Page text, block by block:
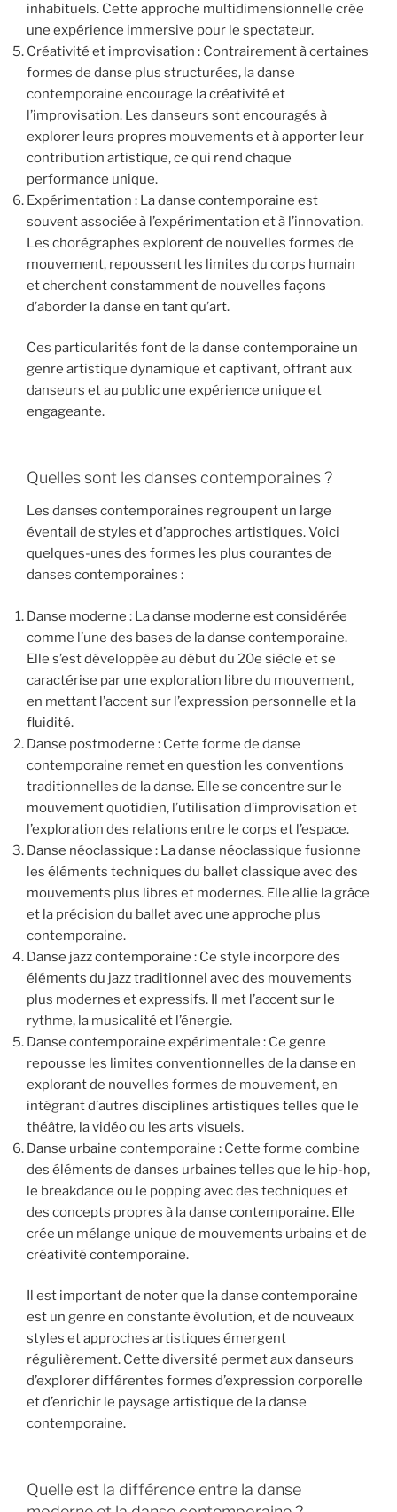
inhabituels. Cette approche multidimensionnelle crée
une expérience immersive pour le spectateur.
Créativité et improvisation : Contrairement à certaines
formes de danse plus structurées, la danse
contemporaine encourage la créativité et
l’improvisation. Les danseurs sont encouragés à
explorer leurs propres mouvements et à apporter leur
contribution artistique, ce qui rend chaque
performance unique.
Expérimentation : La danse contemporaine est
souvent associée à l’expérimentation et à l’innovation.
Les chorégraphes explorent de nouvelles formes de
mouvement, repoussent les limites du corps humain
et cherchent constamment de nouvelles façons
d’aborder la danse en tant qu’art.
Ces particularités font de la danse contemporaine un
genre artistique dynamique et captivant, offrant aux
danseurs et au public une expérience unique et
engageante.
Quelles sont les danses contemporaines ?
Les danses contemporaines regroupent un large
éventail de styles et d’approches artistiques. Voici
quelques-unes des formes les plus courantes de
danses contemporaines :
Danse moderne : La danse moderne est considérée
comme l’une des bases de la danse contemporaine.
Elle s’est développée au début du 20e siècle et se
caractérise par une exploration libre du mouvement,
en mettant l’accent sur l’expression personnelle et la
fluidité.
Danse postmoderne : Cette forme de danse
contemporaine remet en question les conventions
traditionnelles de la danse. Elle se concentre sur le
mouvement quotidien, l’utilisation d’improvisation et
l’exploration des relations entre le corps et l’espace.
Danse néoclassique : La danse néoclassique fusionne
les éléments techniques du ballet classique avec des
mouvements plus libres et modernes. Elle allie la grâce
et la précision du ballet avec une approche plus
contemporaine.
Danse jazz contemporaine : Ce style incorpore des
éléments du jazz traditionnel avec des mouvements
plus modernes et expressifs. Il met l’accent sur le
rythme, la musicalité et l’énergie.
Danse contemporaine expérimentale : Ce genre
repousse les limites conventionnelles de la danse en
explorant de nouvelles formes de mouvement, en
intégrant d’autres disciplines artistiques telles que le
théâtre, la vidéo ou les arts visuels.
Danse urbaine contemporaine : Cette forme combine
des éléments de danses urbaines telles que le hip-hop,
le breakdance ou le popping avec des techniques et
des concepts propres à la danse contemporaine. Elle
crée un mélange unique de mouvements urbains et de
créativité contemporaine.
Il est important de noter que la danse contemporaine
est un genre en constante évolution, et de nouveaux
styles et approches artistiques émergent
régulièrement. Cette diversité permet aux danseurs
d’explorer différentes formes d’expression corporelle
et d’enrichir le paysage artistique de la danse
contemporaine.
Quelle est la différence entre la danse